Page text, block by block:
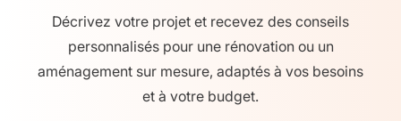
Décrivez votre projet et recevez des conseils
personnalisés pour une rénovation ou un
aménagement sur mesure, adaptés à vos besoins
et à votre budget.